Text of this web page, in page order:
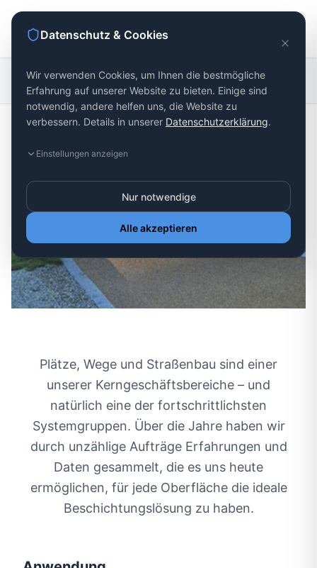
Startseite Entwässerungssysteme
Wege- und
Platzbau
Wasserdurchlässige Straßenoberflächen mit
fortschrittlichen Drainagefähigkeiten für
nachhaltige Infrastruktur
Plätze, Wege und Straßenbau sind einer
unserer Kerngeschäftsbereiche – und
natürlich eine der fortschrittlichsten
Systemgruppen. Über die Jahre haben wir
durch unzählige Aufträge Erfahrungen und
Daten gesammelt, die es uns heute
ermöglichen, für jede Oberfläche die ideale
Beschichtungslösung zu haben.
Datenschutz & Cookies
Wir verwenden Cookies, um Ihnen die bestmögliche
Erfahrung auf unserer Website zu bieten. Einige sind
notwendig, andere helfen uns, die Website zu
verbessern. Details in unserer Datenschutzerklärung.
Einstellungen anzeigen
Nur notwendige
Alle akzeptieren